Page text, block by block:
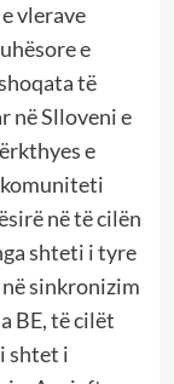
vlerave
e
të
në Slloveni e
e
komuniteti
në të cilën
shteti i tyre
sinkronizim
BE, të cilët
shtet i